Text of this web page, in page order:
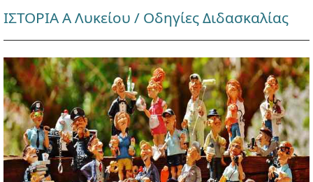
ΙΣΤΟΡΙΑ Α Λυκείου / Οδηγίες Διδασκαλίας